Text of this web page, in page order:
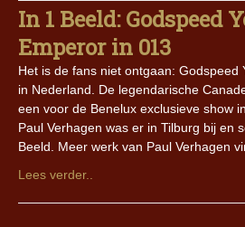
In 1 Beeld: Godspeed
Emperor in 013
Het is de fans niet ontgaan: Godspeed
in Nederland. De legendarische
een voor de Benelux exclusieve show
Paul Verhagen was er in Tilburg bij en
Beeld. Meer werk van Paul Verhagen
Lees verder..